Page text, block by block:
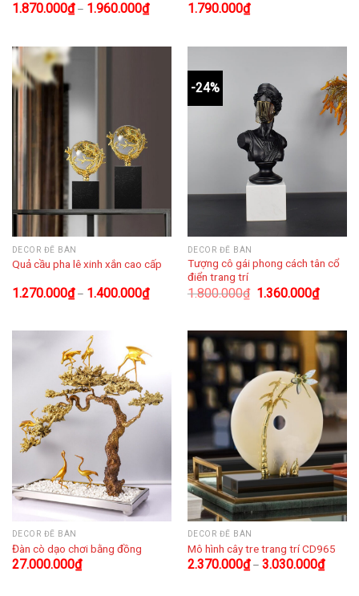
1.870.000₫– 1.960.000₫ 1.790.000₫
DECOR ĐỂ BÀN
Quả cầu pha lê xinh xắn cao cấp
1.270.000₫– 1.400.000₫
-24%
DECOR ĐỂ BÀN
Tượng cô gái phong cách tân cổ
điển trang trí
1.800.000₫ 1.360.000₫
DECOR ĐỂ BÀN
Đàn cò dạo chơi bằng đồng
27.000.000₫
DECOR ĐỂ BÀN
Mô hình cây tre trang trí CD965
2.370.000₫– 3.030.000₫